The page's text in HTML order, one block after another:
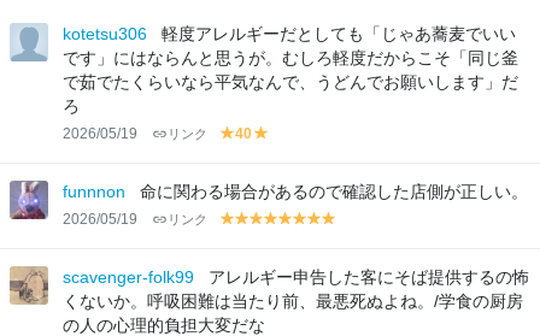
kotetsu306
軽度アレルギーだとしても「じゃあ蕎麦でいい
です」にはならんと思うが。むしろ軽度だからこそ「同じ釜
で茹でたくらいなら平気なんで、うどんでお願いします」だ
ろ
2026/05/19 リンク
y
lo
w
40
lo
w
funnnon 命に関わる場合があるので確認した店側が正しい。
2026/05/19 リンク
y
lo
w
y
lo
w
y
lo
w
y
lo
w
y
w
y
lo
w
y
lo
w
lo
w
scavenger-folk99
アレルギー申告した客にそば提供するの怖
くないか。呼吸困難は当たり前、最悪死ぬよね。/学食の厨房
の人の心理的負担大変だな